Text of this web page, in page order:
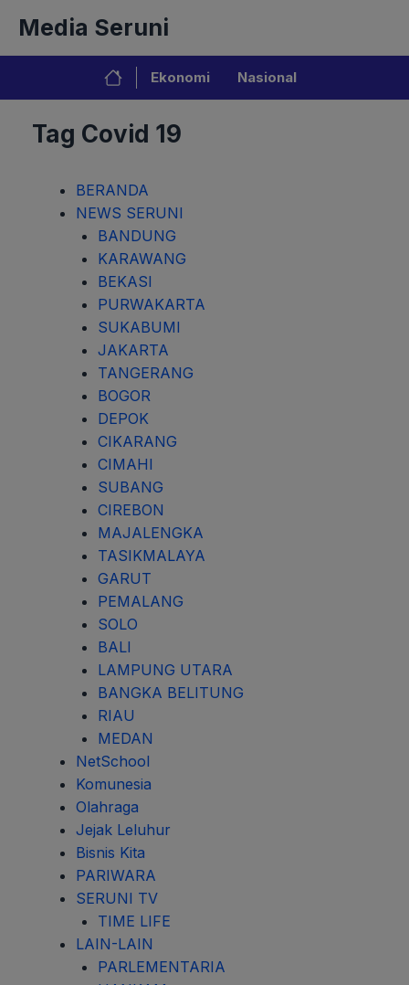
isi
Media Seruni
Ekonomi Nasional
Tag Covid 19
BERANDA
NEWS SERUNI
BANDUNG
KARAWANG
BEKASI
PURWAKARTA
SUKABUMI
JAKARTA
TANGERANG
BOGOR
DEPOK
CIKARANG
CIMAHI
SUBANG
CIREBON
MAJALENGKA
TASIKMALAYA
GARUT
PEMALANG
SOLO
BALI
LAMPUNG UTARA
BANGKA BELITUNG
RIAU
MEDAN
NetSchool
Komunesia
Olahraga
Jejak Leluhur
Bisnis Kita
PARIWARA
SERUNI TV
TIME LIFE
LAIN-LAIN
PARLEMENTARIA